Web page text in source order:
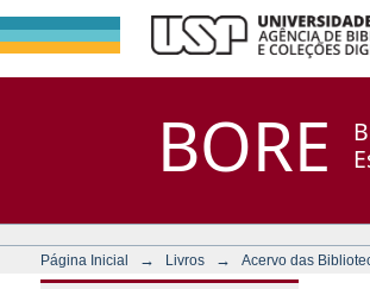
BORE
Página Inicial → Livros → Acervo das